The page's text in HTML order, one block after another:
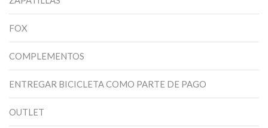
FOX
COMPLEMENTOS
ENTREGAR BICICLETA COMO PARTE DE PAGO
OUTLET